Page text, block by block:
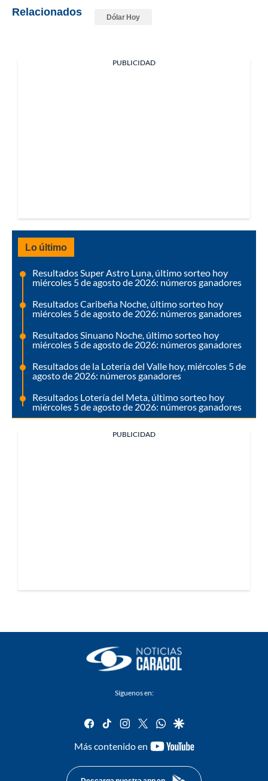
Relacionados Dólar Hoy
PUBLICIDAD
Lo último
Resultados Super Astro Luna, último sorteo hoy
miércoles 5 de agosto de 2026: números ganadores
Resultados Caribeña Noche, último sorteo hoy
miércoles 5 de agosto de 2026: números ganadores
Resultados Sinuano Noche, último sorteo hoy
miércoles 5 de agosto de 2026: números ganadores
Resultados de la Lotería del Valle hoy, miércoles 5 de
agosto de 2026: números ganadores
Resultados Lotería del Meta, último sorteo hoy
miércoles 5 de agosto de 2026: números ganadores
PUBLICIDAD
Síguenos en:
facebook
tiktok instagram
twitterwhatsapp
google
Más contenido en
youtube-